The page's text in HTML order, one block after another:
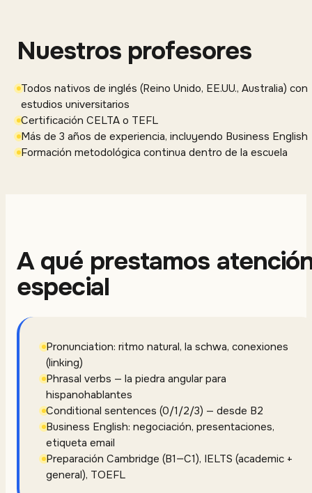
Nuestros profesores
Todos nativos de inglés (Reino Unido, EE.UU., Australia) con
estudios universitarios
Certificación CELTA o TEFL
Más de 3 años de experiencia, incluyendo Business English
Formación metodológica continua dentro de la escuela
A qué prestamos
especial
Pronunciation: ritmo natural, la schwa, conexiones
(linking)
Phrasal verbs — la piedra angular para
hispanohablantes
Conditional sentences (0/1/2/3) — desde B2
Business English: negociación, presentaciones,
etiqueta email
Preparación Cambridge (B1—C1), IELTS (academic +
general), TOEFL